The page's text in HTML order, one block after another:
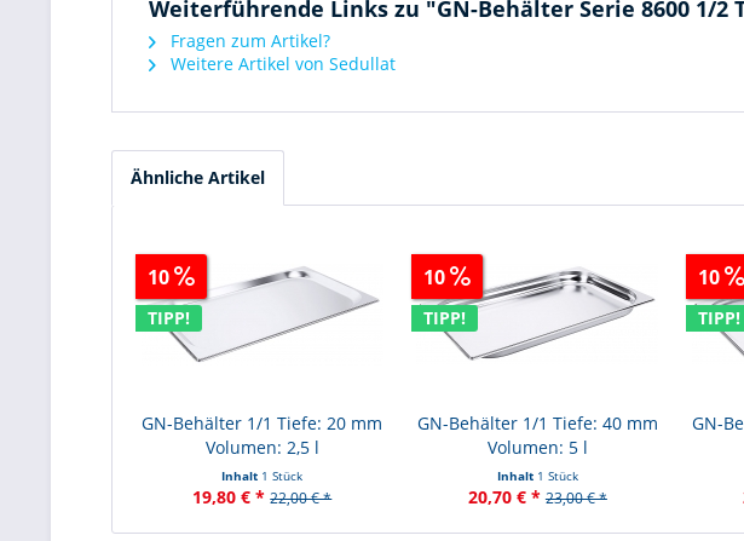
Weiterführende Links zu "GN-Behälter Serie 8600 1/2
Fragen zum Artikel?
Weitere Artikel von Sedullat
Ähnliche Artikel
10
TIPP!
GN-Behälter 1/1 Tiefe: 20 mm
Volumen: 2,5 l
Inhalt 1 Stück
19,80 € * 22,00 € *
10
TIPP!
GN-Behälter 1/1 Tiefe: 40 mm
Volumen: 5 l
Inhalt 1 Stück
20,70 € * 23,00 € *
10
TIPP!
GN-